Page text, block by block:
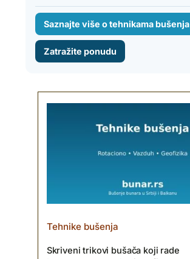
Saznajte više o tehnikama bušenja
Zatražite ponudu
Tehnike bušenja
Skriveni trikovi bušača koji rade